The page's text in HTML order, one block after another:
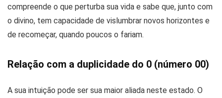
compreende o que perturba sua vida e sabe que, junto com
o divino, tem capacidade de vislumbrar novos horizontes e
de recomeçar, quando poucos o fariam.
Relação com a duplicidade do 0 (número 00)
A sua intuição pode ser sua maior aliada neste estado. O